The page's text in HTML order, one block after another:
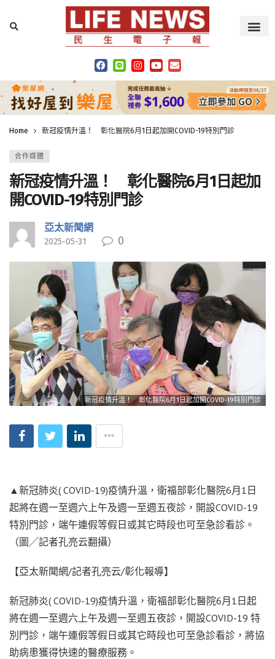
Home 新冠疫情升溫！ 彰化醫院6月1日起加開COVID-19特別門診
合作媒體
新冠疫情升溫！ 彰化醫院6月1日起加
開COVID-19特別門診
亞太新聞網
2025-05-31 0
新冠疫情升溫！ 彰化醫院6月1日起加開COVID-19特別門診
▲新冠肺炎( COVID-19)疫情升溫，衛福部彰化醫院6月1日
起將在週一至週六上午及週一至週五夜診，開設COVID-19
特別門診，端午連假等假日或其它時段也可至急診看診。
（圖╱記者孔亮云翻攝）
【亞太新聞網/記者孔亮云/彰化報導】
新冠肺炎( COVID-19)疫情升溫，衛福部彰化醫院6月1日起
將在週一至週六上午及週一至週五夜診，開設COVID-19 特
別門診，端午連假等假日或其它時段也可至急診看診，將協
助病患獲得快速的醫療服務。